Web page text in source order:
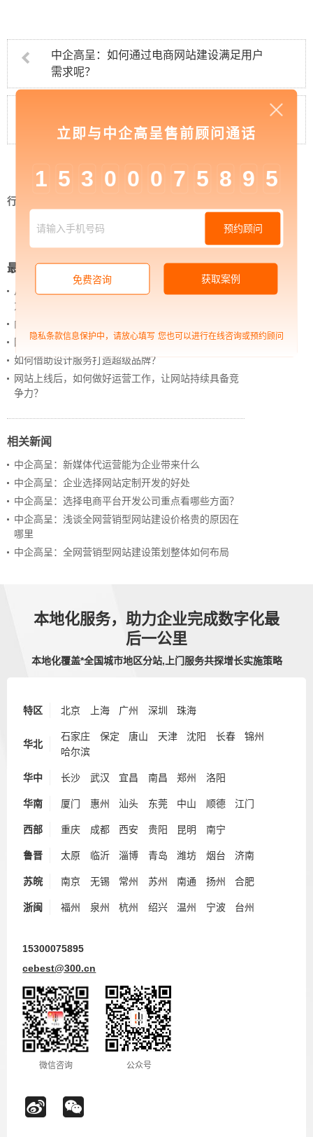
中企高呈：如何通过电商网站建设满足用户
需求呢？
更有效率
行业资讯
最新新闻
从 “黑神话：悟空” 的成功，看企业网站如何撬动品牌
力量
内容管理：媒体资讯网站搭建的隐藏大BOSS
网站进化的终极形态，你了解吗？
如何借助设计服务打造超级品牌？
网站上线后，如何做好运营工作，让网站持续具备竞
争力？
相关新闻
中企高呈：新媒体代运营能为企业带来什么
中企高呈：企业选择网站定制开发的好处
中企高呈：选择电商平台开发公司重点看哪些方面？
中企高呈：浅谈全网营销型网站建设价格贵的原因在
哪里
中企高呈：全网营销型网站建设策划整体如何布局
本地化服务，助力企业完成数字化最
后一公里
本地化覆盖*全国城市地区分站,上门服务共探增长实施策略
特区 北京 上海 广州 深圳 珠海
华北
石家庄 保定 唐山 天津 沈阳 长春
锦州
哈尔滨
华中 长沙 武汉 宜昌 南昌 郑州 洛阳
华南 厦门 惠州 汕头 东莞 中山 顺德 江门
西部 重庆 成都 西安 贵阳 昆明 南宁
鲁晋 太原 临沂 淄博 青岛 潍坊 烟台 济南
苏皖 南京 无锡 常州 苏州 南通 扬州 合肥
浙闽 福州 泉州 杭州 绍兴 温州 宁波 台州
15300075895
cebest@300.cn
微信咨询 公众号
立即与中企高呈售前顾问通话
1 5 3 0 0 0 7 5 8 9 5
预约顾问
免费咨询 获取案例
隐私条款信息保护中，请放心填写 您也可以进行在线咨询或预约顾问